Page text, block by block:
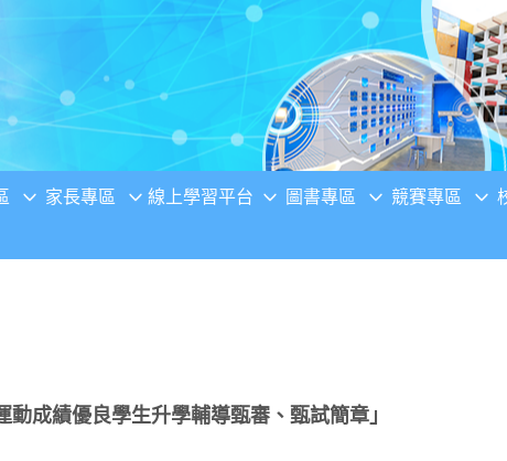
家長專區 線上學習平台 圖書專區 競賽專區
動成績優良學生升學輔導甄審、甄試簡章」